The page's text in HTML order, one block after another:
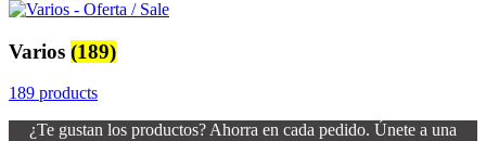
Varios (189)
189 products
¿Te gustan los productos? Ahorra en cada pedido. Únete a una